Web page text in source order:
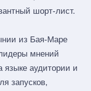
шорт‑лист.
из Бая-Маре
мнений
языке аудитории и
запусков,